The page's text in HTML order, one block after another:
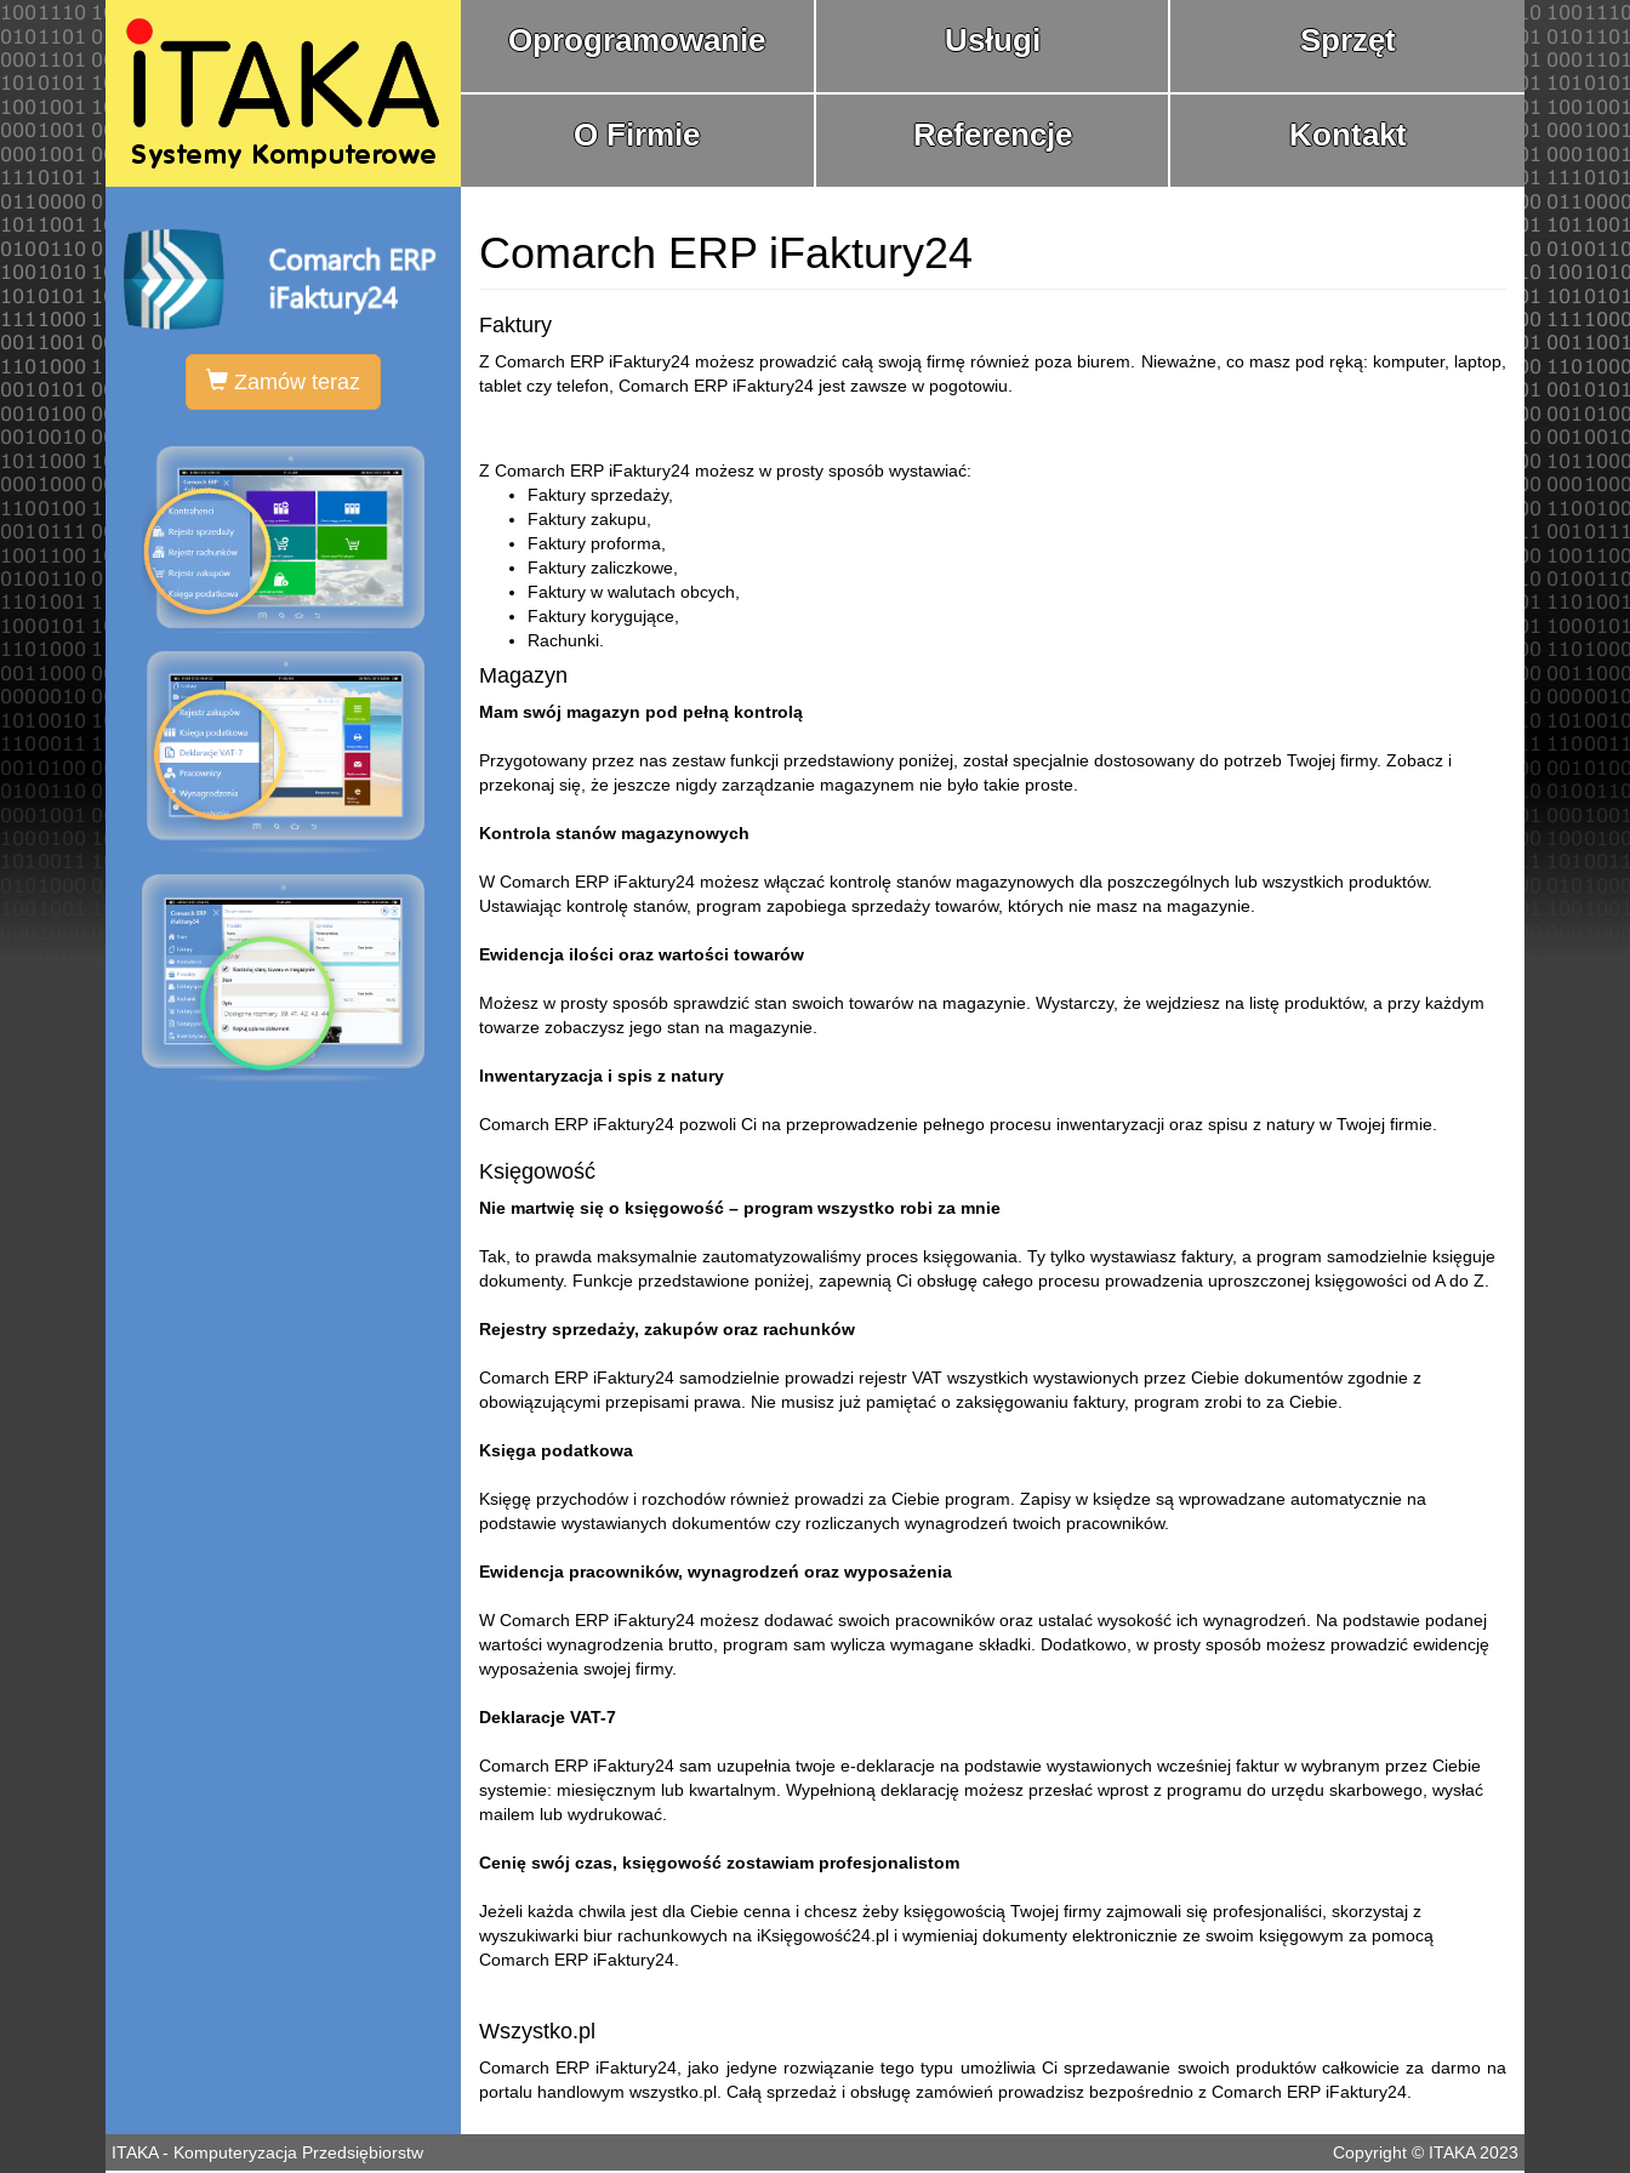
Oprogramowanie Usługi Sprzęt
O Firmie Referencje Kontakt
Zamów teraz
Comarch ERP iFaktury24
Faktury
Z Comarch ERP iFaktury24 możesz prowadzić całą swoją firmę również poza biurem. Nieważne, co masz pod ręką: komputer, laptop,
tablet czy telefon, Comarch ERP iFaktury24 jest zawsze w pogotowiu.
Z Comarch ERP iFaktury24 możesz w prosty sposób wystawiać:
Faktury sprzedaży,
Faktury zakupu,
Faktury proforma,
Faktury zaliczkowe,
Faktury w walutach obcych,
Faktury korygujące,
Rachunki.
Magazyn
Mam swój magazyn pod pełną kontrolą
Przygotowany przez nas zestaw funkcji przedstawiony poniżej, został specjalnie dostosowany do potrzeb Twojej firmy. Zobacz i
przekonaj się, że jeszcze nigdy zarządzanie magazynem nie było takie proste.
Kontrola stanów magazynowych
W Comarch ERP iFaktury24 możesz włączać kontrolę stanów magazynowych dla poszczególnych lub wszystkich produktów.
Ustawiając kontrolę stanów, program zapobiega sprzedaży towarów, których nie masz na magazynie.
Ewidencja ilości oraz wartości towarów
Możesz w prosty sposób sprawdzić stan swoich towarów na magazynie. Wystarczy, że wejdziesz na listę produktów, a przy każdym
towarze zobaczysz jego stan na magazynie.
Inwentaryzacja i spis z natury
Comarch ERP iFaktury24 pozwoli Ci na przeprowadzenie pełnego procesu inwentaryzacji oraz spisu z natury w Twojej firmie.
Księgowość
Nie martwię się o księgowość – program wszystko robi za mnie
Tak, to prawda maksymalnie zautomatyzowaliśmy proces księgowania. Ty tylko wystawiasz faktury, a program samodzielnie księguje
dokumenty. Funkcje przedstawione poniżej, zapewnią Ci obsługę całego procesu prowadzenia uproszczonej księgowości od A do Z.
Rejestry sprzedaży, zakupów oraz rachunków
Comarch ERP iFaktury24 samodzielnie prowadzi rejestr VAT wszystkich wystawionych przez Ciebie dokumentów zgodnie z
obowiązującymi przepisami prawa. Nie musisz już pamiętać o zaksięgowaniu faktury, program zrobi to za Ciebie.
Księga podatkowa
Księgę przychodów i rozchodów również prowadzi za Ciebie program. Zapisy w księdze są wprowadzane automatycznie na
podstawie wystawianych dokumentów czy rozliczanych wynagrodzeń twoich pracowników.
Ewidencja pracowników, wynagrodzeń oraz wyposażenia
W Comarch ERP iFaktury24 możesz dodawać swoich pracowników oraz ustalać wysokość ich wynagrodzeń. Na podstawie podanej
wartości wynagrodzenia brutto, program sam wylicza wymagane składki. Dodatkowo, w prosty sposób możesz prowadzić ewidencję
wyposażenia swojej firmy.
Deklaracje VAT-7
Comarch ERP iFaktury24 sam uzupełnia twoje e-deklaracje na podstawie wystawionych wcześniej faktur w wybranym przez Ciebie
systemie: miesięcznym lub kwartalnym. Wypełnioną deklarację możesz przesłać wprost z programu do urzędu skarbowego, wysłać
mailem lub wydrukować.
Cenię swój czas, księgowość zostawiam profesjonalistom
Jeżeli każda chwila jest dla Ciebie cenna i chcesz żeby księgowością Twojej firmy zajmowali się profesjonaliści, skorzystaj z
wyszukiwarki biur rachunkowych na iKsięgowość24.pl i wymieniaj dokumenty elektronicznie ze swoim księgowym za pomocą
Comarch ERP iFaktury24.
Wszystko.pl
Comarch ERP iFaktury24, jako jedyne rozwiązanie tego typu umożliwia Ci sprzedawanie swoich produktów całkowicie za darmo na
portalu handlowym wszystko.pl. Całą sprzedaż i obsługę zamówień prowadzisz bezpośrednio z Comarch ERP iFaktury24.
ITAKA - Komputeryzacja Przedsiębiorstw Copyright © ITAKA 2023